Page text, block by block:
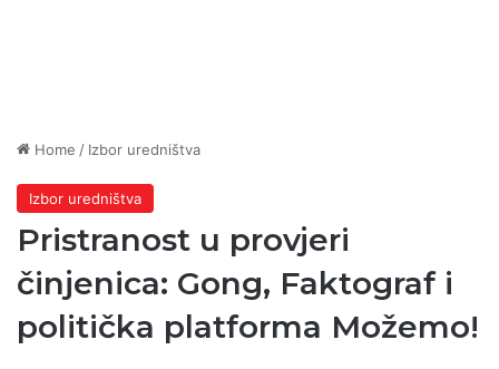
Home / Izbor uredništva
Izbor uredništva
Pristranost u provjeri
činjenica: Gong, Faktograf i
politička platforma Možemo!